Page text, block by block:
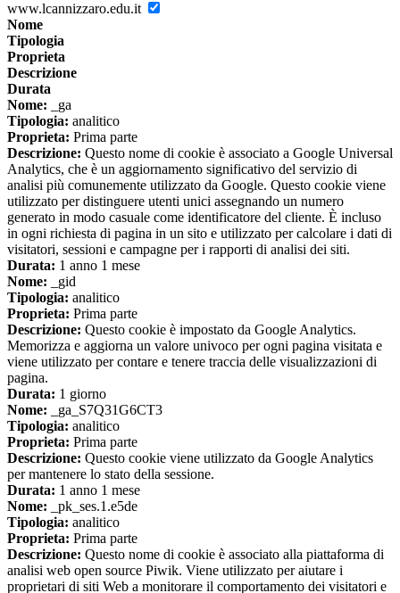
www.lcannizzaro.edu.it
Nome
Tipologia
Proprieta
Descrizione
Durata
Nome: _ga
Tipologia: analitico
Proprieta: Prima parte
Descrizione: Questo nome di cookie è associato a Google Universal
Analytics, che è un aggiornamento significativo del servizio di
analisi più comunemente utilizzato da Google. Questo cookie viene
utilizzato per distinguere utenti unici assegnando un numero
generato in modo casuale come identificatore del cliente. È incluso
in ogni richiesta di pagina in un sito e utilizzato per calcolare i dati di
visitatori, sessioni e campagne per i rapporti di analisi dei siti.
Durata: 1 anno 1 mese
Nome: _gid
Tipologia: analitico
Proprieta: Prima parte
Descrizione: Questo cookie è impostato da Google Analytics.
Memorizza e aggiorna un valore univoco per ogni pagina visitata e
viene utilizzato per contare e tenere traccia delle visualizzazioni di
pagina.
Durata: 1 giorno
Nome: _ga_S7Q31G6CT3
Tipologia: analitico
Proprieta: Prima parte
Descrizione: Questo cookie viene utilizzato da Google Analytics
per mantenere lo stato della sessione.
Durata: 1 anno 1 mese
Nome: _pk_ses.1.e5de
Tipologia: analitico
Proprieta: Prima parte
Descrizione: Questo nome di cookie è associato alla piattaforma di
analisi web open source Piwik. Viene utilizzato per aiutare i
proprietari di siti Web a monitorare il comportamento dei visitatori e